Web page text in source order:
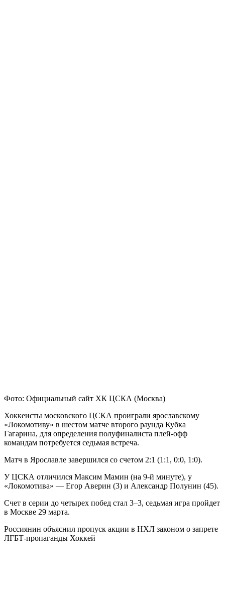
Фото: Официальный сайт ХК ЦСКА (Москва)
Хоккеисты московского ЦСКА проиграли ярославскому
«Локомотиву» в шестом матче второго раунда Кубка
Гагарина, для определения полуфиналиста плей-офф
командам потребуется седьмая встреча.
Матч в Ярославле завершился со счетом 2:1 (1:1, 0:0, 1:0).
У ЦСКА отличился Максим Мамин (на 9-й минуте), у
«Локомотива» — Егор Аверин (3) и Александр Полунин (45).
Счет в серии до четырех побед стал 3–3, седьмая игра пройдет
в Москве 29 марта.
Россиянин объяснил пропуск акции в НХЛ законом о запрете
ЛГБТ-пропаганды Хоккей